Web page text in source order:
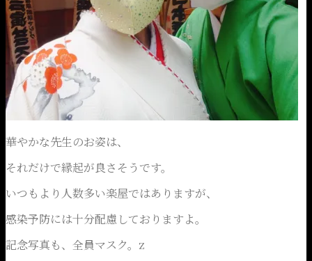
華やかな先生のお姿は、
それだけで縁起が良さそうです。
いつもより人数多い楽屋ではありますが、
感染予防には十分配慮しておりますよ。
記念写真も、全員マスク。z